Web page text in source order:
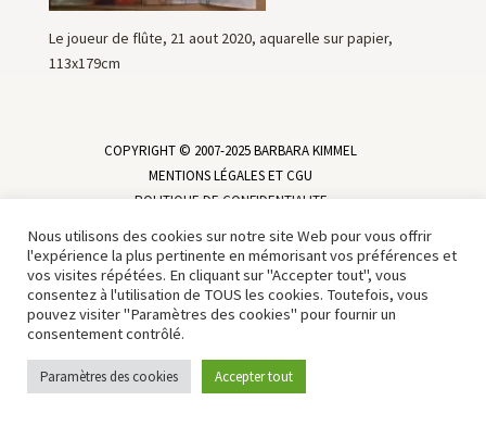
Le joueur de flûte, 21 aout 2020, aquarelle sur papier,
113x179cm
COPYRIGHT © 2007-2025 BARBARA KIMMEL
MENTIONS LÉGALES ET CGU
POLITIQUE DE CONFIDENTIALITE
Nous utilisons des cookies sur notre site Web pour vous offrir
l'expérience la plus pertinente en mémorisant vos préférences et
vos visites répétées. En cliquant sur "Accepter tout", vous
consentez à l'utilisation de TOUS les cookies. Toutefois, vous
pouvez visiter "Paramètres des cookies" pour fournir un
consentement contrôlé.
Paramètres des cookies Accepter tout